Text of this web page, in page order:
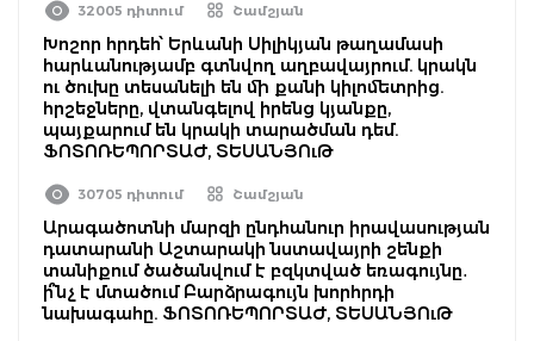
32005 դիտում Շամշյան
Խոշոր հրդեհ՝ Երևանի Սիլիկյան թաղամասի
հարևանությամբ գտնվող աղբավայրում. կրակն
ու ծուխը տեսանելի են մի քանի կիլոմետրից.
հրշեջները, վտանգելով իրենց կյանքը,
պայքարում են կրակի տարածման դեմ.
ՖՈՏՈՌԵՊՈՐՏԱԺ, ՏԵՍԱՆՅՈւԹ
30705 դիտում Շամշյան
Արագածոտնի մարզի ընդհանուր իրավասության
դատարանի Աշտարակի նստավայրի շենքի
տանիքում ծածանվում է բզկտված եռագույնը․
ի՞նչ է մտածում Բարձրագույն խորհրդի
նախագահը. ՖՈՏՈՌԵՊՈՐՏԱԺ, ՏԵՍԱՆՅՈւԹ